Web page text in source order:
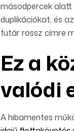
másodpercek alatt
duplikációkat, és
futár rossz címre
Ez a
valódi
A hibamentes